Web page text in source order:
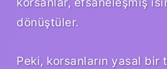
dönüştüler.
Peki, korsanların yasal bir